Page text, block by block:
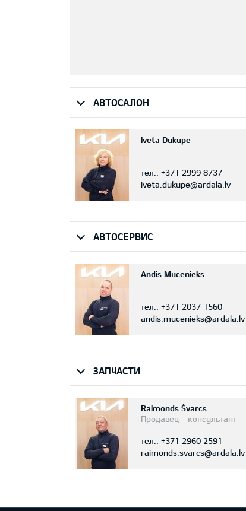
АВТОСАЛОН
Iveta Dūkupe
тел.: +371 2999 8737
iveta.dukupe@ardala.lv
АВТОСЕРВИС
Andis Mucenieks
тел.: +371 2037 1560
andis.mucenieks@ardala.lv
ЗАПЧАСТИ
Raimonds Švarcs
Продавец - консультант
тел.: +371 2960 2591
raimonds.svarcs@ardala.lv